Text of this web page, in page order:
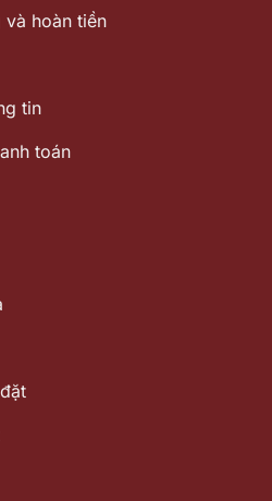
và hoàn tiền
tin
toán